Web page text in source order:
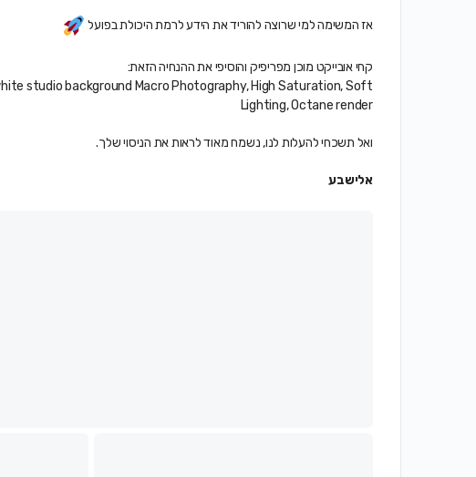
אז המשימה למי שרוצה להוריד את הידע לרמת היכולת בפועל
קחי אובייקט מוכן מפריפיק והוסיפי את ההנחיה הזאת:
studio background Macro Photography, High Saturation, Soft
Lighting, Octane render
ואל תשכחי להעלות לנו, נשמח מאוד לראות את הניסוי שלך.
אלישבע